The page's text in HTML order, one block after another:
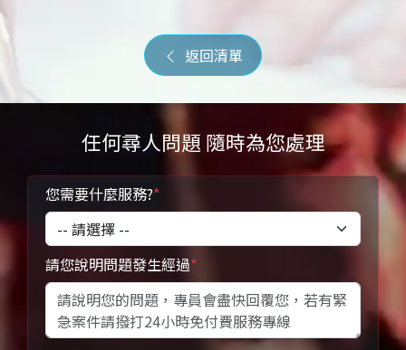
返回清單
任何尋人問題 隨時為您處理
您需要什麼服務?*
請您說明問題發生經過*